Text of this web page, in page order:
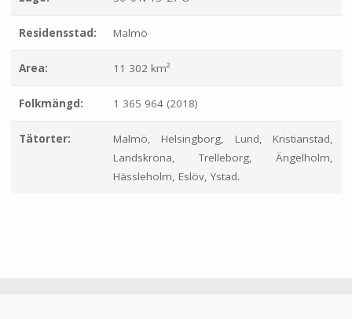
Residensstad: Malmö
Area: 11 302 km²
Folkmängd: 1 365 964 (2018)
Tätorter:
Malmö, Helsingborg, Lund, Kristianstad,
Landskrona, Trelleborg, Ängelholm,
Hässleholm, Eslöv, Ystad.